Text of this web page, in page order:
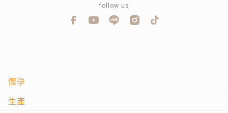
懷孕
生產
follow us